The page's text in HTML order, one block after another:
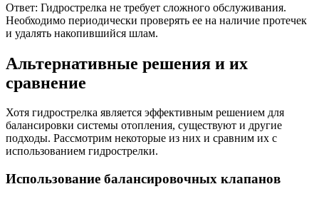
Ответ: Гидрострелка не требует сложного обслуживания.
Необходимо периодически проверять ее на наличие протечек
и удалять накопившийся шлам.
Альтернативные решения и их
сравнение
Хотя гидрострелка является эффективным решением для
балансировки системы отопления, существуют и другие
подходы. Рассмотрим некоторые из них и сравним их с
использованием гидрострелки.
Использование балансировочных клапанов